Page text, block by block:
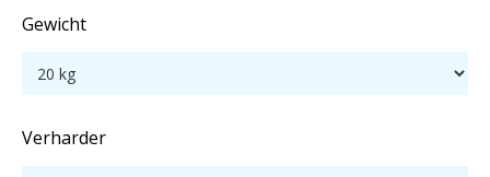
Gewicht
Verharder